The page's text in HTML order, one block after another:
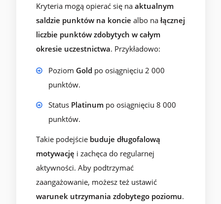
Kryteria mogą opierać się na aktualnym
saldzie punktów na koncie albo na łącznej
liczbie punktów zdobytych w całym
okresie uczestnictwa. Przykładowo:
Poziom Goldpo osiągnięciu 2 000
punktów.
Status Platinumpo osiągnięciu 8 000
punktów.
Takie podejście buduje długofalową
motywację i zachęca do regularnej
aktywności. Aby podtrzymać
zaangażowanie, możesz też ustawić
warunek utrzymania zdobytego poziomu.